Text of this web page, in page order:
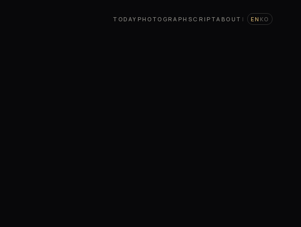
TODAY PHOTOGRAPH SCRIPTABOUT | EN KO